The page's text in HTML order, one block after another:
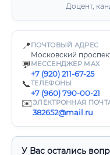
Доцент,
📍 ПОЧТОВЫЙ АДРЕС
Московский
💬 МЕССЕНДЖЕР MAX
+7 (920) 211-67-25
📞ТЕЛЕФОНЫ
+7 (960) 790-00-21
✉️ЭЛЕКТРОННАЯ
382652@mail.ru
У Вас остались